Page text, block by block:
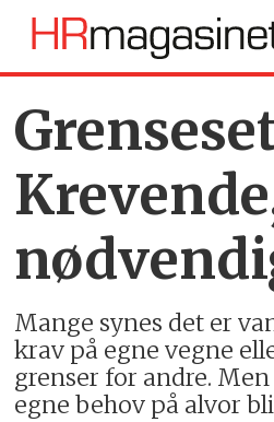
Mange synes det er
krav på egne vegne
grenser for andre.
egne behov på alvor